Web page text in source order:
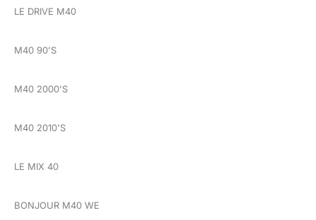
LE DRIVE M40
M40 90'S
M40 2000'S
M40 2010'S
LE MIX 40
BONJOUR M40 WE